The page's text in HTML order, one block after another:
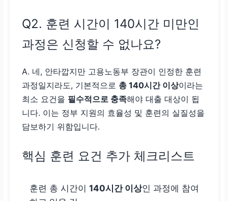
Q2. 훈련 시간이 140시간 미만인
과정은 신청할 수 없나요?
A. 네, 안타깝지만 고용노동부 장관이 인정한 훈련
과정일지라도, 기본적으로 총 140시간 이상이라는
최소 요건을 필수적으로 충족해야 대출 대상이 됩
니다. 이는 정부 지원의 효율성 및 훈련의 실질성을
담보하기 위함입니다.
핵심 훈련 요건 추가 체크리스트
훈련 총 시간이 140시간 이상인 과정에 참여